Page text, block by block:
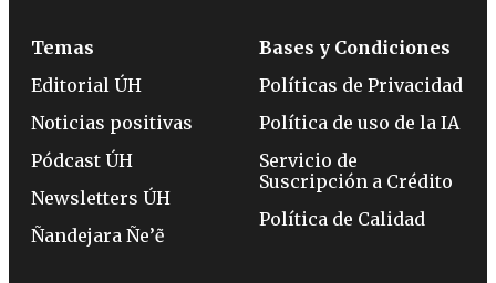
Temas
Editorial ÚH
Noticias positivas
Pódcast ÚH
Newsletters ÚH
Ñandejara Ñe’ẽ
Bases y Condiciones
Políticas de Privacidad
Política de uso de la IA
Servicio de
Suscripción a Crédito
Política de Calidad